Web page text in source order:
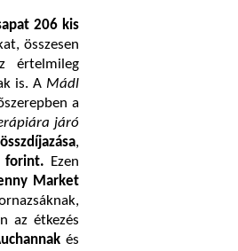
206 kis
összesen
értelmileg
is. A Mádl
a
járó
összdíjazása,
forint. Ezen
Market
az étkezés
és